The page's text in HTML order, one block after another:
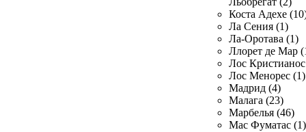
Коста Адехе
Ла Сения (1)
Ла-Оротава (1)
Ллорет де Мар
Лос
Лос Менорес (1)
Мадрид (4)
Малага (23)
Марбелья (46)
Мас Фуматас (1)